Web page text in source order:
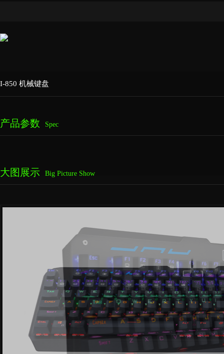
I-850 机械键盘
产品参数 Spec
大图展示 Big Picture Show